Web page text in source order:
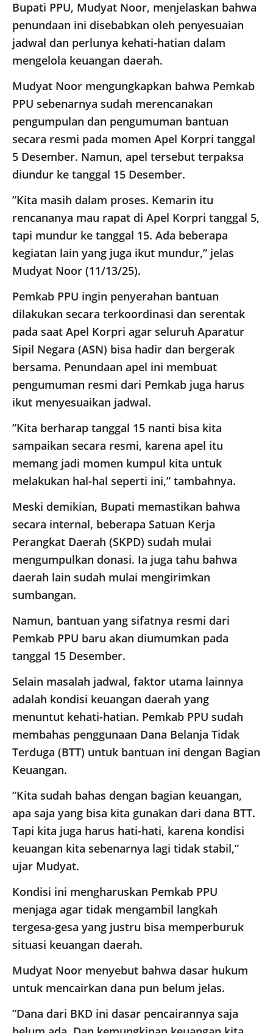
Bupati PPU, Mudyat Noor, menjelaskan bahwa
penundaan ini disebabkan oleh penyesuaian
jadwal dan perlunya kehati-hatian dalam
mengelola keuangan daerah.
​Mudyat Noor mengungkapkan bahwa Pemkab
PPU sebenarnya sudah merencanakan
pengumpulan dan pengumuman bantuan
secara resmi pada momen Apel Korpri tanggal
5 Desember. Namun, apel tersebut terpaksa
diundur ke tanggal 15 Desember.
​”Kita masih dalam proses. Kemarin itu
rencananya mau rapat di Apel Korpri tanggal 5,
tapi mundur ke tanggal 15. Ada beberapa
kegiatan lain yang juga ikut mundur,” jelas
Mudyat Noor (11/13/25).
​Pemkab PPU ingin penyerahan bantuan
dilakukan secara terkoordinasi dan serentak
pada saat Apel Korpri agar seluruh Aparatur
Sipil Negara (ASN) bisa hadir dan bergerak
bersama. Penundaan apel ini membuat
pengumuman resmi dari Pemkab juga harus
ikut menyesuaikan jadwal.
​”Kita berharap tanggal 15 nanti bisa kita
sampaikan secara resmi, karena apel itu
memang jadi momen kumpul kita untuk
melakukan hal-hal seperti ini,” tambahnya.
​Meski demikian, Bupati memastikan bahwa
secara internal, beberapa Satuan Kerja
Perangkat Daerah (SKPD) sudah mulai
mengumpulkan donasi. Ia juga tahu bahwa
daerah lain sudah mulai mengirimkan
sumbangan.
Namun, bantuan yang sifatnya resmi dari
Pemkab PPU baru akan diumumkan pada
tanggal 15 Desember.
​Selain masalah jadwal, faktor utama lainnya
adalah kondisi keuangan daerah yang
menuntut kehati-hatian. Pemkab PPU sudah
membahas penggunaan Dana Belanja Tidak
Terduga (BTT) untuk bantuan ini dengan Bagian
Keuangan.
​”Kita sudah bahas dengan bagian keuangan,
apa saja yang bisa kita gunakan dari dana BTT.
Tapi kita juga harus hati-hati, karena kondisi
keuangan kita sebenarnya lagi tidak stabil,”
ujar Mudyat.
​Kondisi ini mengharuskan Pemkab PPU
menjaga agar tidak mengambil langkah
tergesa-gesa yang justru bisa memperburuk
situasi keuangan daerah.
Mudyat Noor menyebut bahwa dasar hukum
untuk mencairkan dana pun belum jelas.
​”Dana dari BKD ini dasar pencairannya saja